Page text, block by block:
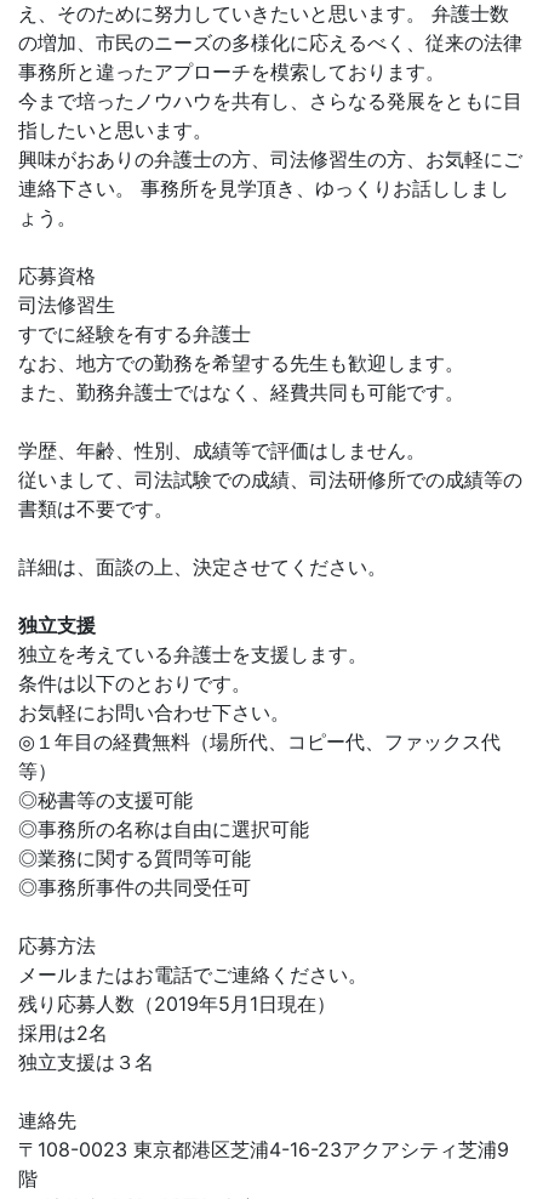
え、そのために努力していきたいと思います。 弁護士数
の増加、市民のニーズの多様化に応えるべく、従来の法律
事務所と違ったアプローチを模索しております。
今まで培ったノウハウを共有し、さらなる発展をともに目
指したいと思います。
興味がおありの弁護士の方、司法修習生の方、お気軽にご
連絡下さい。 事務所を見学頂き、ゆっくりお話ししまし
ょう。
応募資格
司法修習生
すでに経験を有する弁護士
なお、地方での勤務を希望する先生も歓迎します。
また、勤務弁護士ではなく、経費共同も可能です。
学歴、年齢、性別、成績等で評価はしません。
従いまして、司法試験での成績、司法研修所での成績等の
書類は不要です。
詳細は、面談の上、決定させてください。
独立支援
独立を考えている弁護士を支援します。
条件は以下のとおりです。
お気軽にお問い合わせ下さい。
◎１年目の経費無料（場所代、コピー代、ファックス代
等）
◎秘書等の支援可能
◎事務所の名称は自由に選択可能
◎業務に関する質問等可能
◎事務所事件の共同受任可
応募方法
メールまたはお電話でご連絡ください。
残り応募人数（2019年5月1日現在）
採用は2名
独立支援は３名
連絡先
〒108-0023 東京都港区芝浦4-16-23アクアシティ芝浦9
階